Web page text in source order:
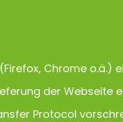
Chrome o.ä.)
der Webseite
Protocol